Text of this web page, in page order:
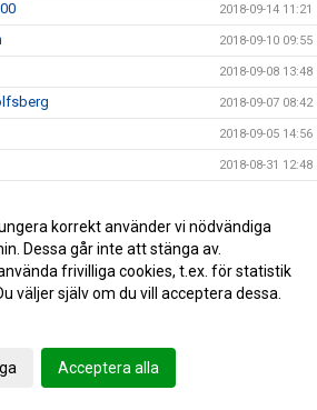
2018-09-14 11:21
2018-09-10 09:55
2018-09-08 13:48
2018-09-07 08:42
2018-09-05 14:56
2018-08-31 12:48
2018-08-20 08:33
FF 2018-08-18 15:00
8 2018-08-13 09:19
korrekt använder vi nödvändiga
Dessa går inte att stänga av.
frivilliga cookies, t.ex. för statistik
väljer själv om du vill acceptera dessa.
Acceptera alla